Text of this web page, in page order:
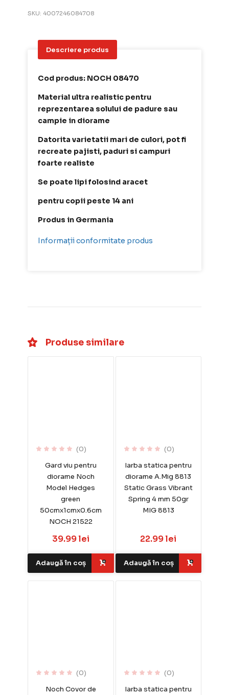
SKU: 4007246084708
Descriere produs
Cod produs: NOCH 08470
Material ultra realistic pentru
reprezentarea solului de padure sau
campie in diorame
Datorita varietatii mari de culori, pot fi
recreate pajisti, paduri si campuri
foarte realiste
Se poate lipi folosind aracet
pentru copii peste 14 ani
Produs in Germania
Informații conformitate produs
Produse similare
(0)
Gard viu pentru
diorame Noch
Model Hedges
green
50cmx1cmx0.6cm
NOCH 21522
39.99 lei
Adaugă în coș
(0)
Iarba statica pentru
diorame A.Mig 8813
Static Grass Vibrant
Spring 4 mm 50gr
MIG 8813
22.99 lei
Adaugă în coș
(0)
Noch Covor de
(0)
Iarba statica pentru